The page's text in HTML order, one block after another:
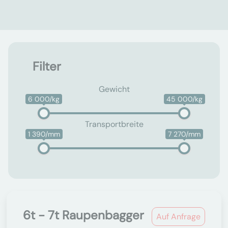
Filter
Gewicht
6 000/kg 45 000/kg
Transportbreite
1 390/mm 7 270/mm
Auf Anfrage
6t - 7t Raupenbagger